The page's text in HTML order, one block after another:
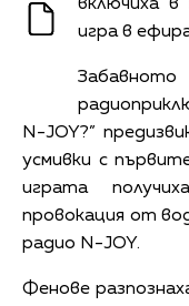
включиха
игра в
N-JOY?”
усмивки с
играта
провокация от
радио N-JOY.
Фенове